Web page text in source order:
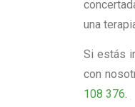
una
Si estás
con
108 376.